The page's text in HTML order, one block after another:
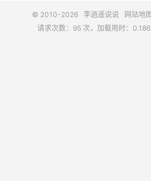
© 2010-2026 李逍遥说说 网站地图
请求次数：95 次，加载用时：